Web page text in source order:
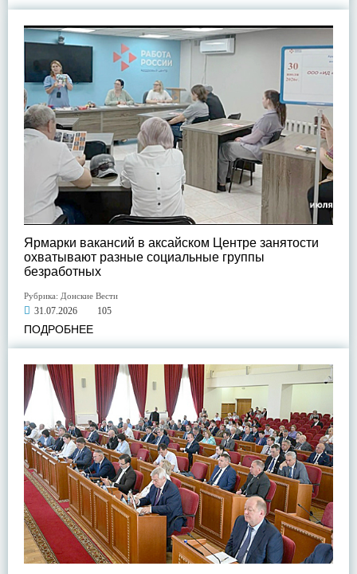
Ярмарки вакансий в аксайском Центре занятости
охватывают разные социальные группы
безработных
Рубрика: Донские Вести
31.07.2026 105
ПОДРОБНЕЕ